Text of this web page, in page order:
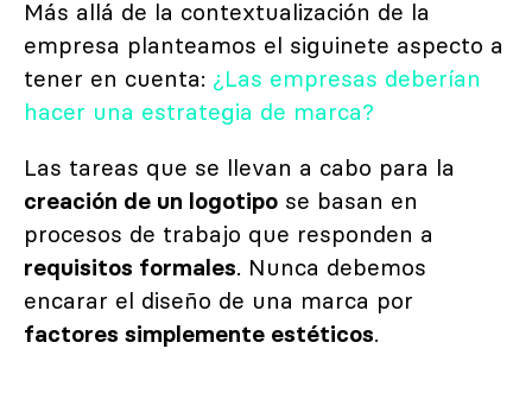
Más allá de la contextualización de la
empresa planteamos el siguinete aspecto a
tener en cuenta: ¿Las empresas deberían
hacer una estrategia de marca?
Las tareas que se llevan a cabo para la
creación de un logotipo se basan en
procesos de trabajo que responden a
requisitos formales. Nunca debemos
encarar el diseño de una marca por
factores simplemente estéticos.